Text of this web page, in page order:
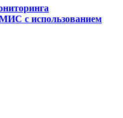
с использованием